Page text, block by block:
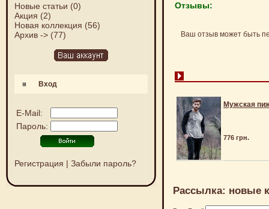
Новые статьи (0)
Акция (2)
Новая коллекция (56)
Архив -> (77)
Вход
E-Mail:
Пароль:
Регистрация | Забыли пароль?
Отзывы:
Ваш отзыв может быть
Мужская
776 грн.
Рассылка: новые